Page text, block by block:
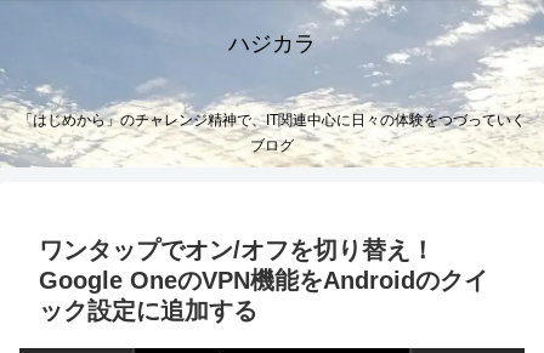
ハジカラ
「はじめから」のチャレンジ精神で、IT関連中心に日々の体験をつづっていく
ブログ
ワンタップでオン/オフを切り替え！
Google OneのVPN機能をAndroidのクイ
ック設定に追加する